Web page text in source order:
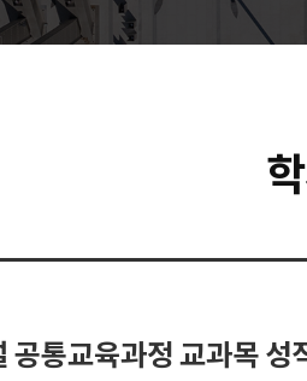
통교육과정 교과목 성